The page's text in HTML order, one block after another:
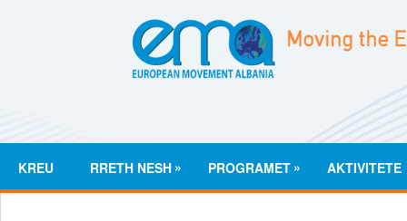
KREU RRETH NESH » PROGRAMET » AKTIVITETE